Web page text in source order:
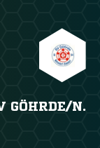
GÖHRDE/​N.